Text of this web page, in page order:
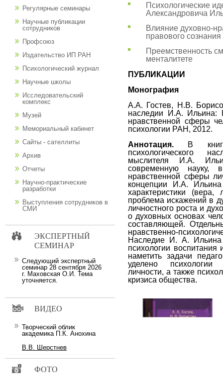
Психологические
Александровича
Влияние духовно-
правового
Преемственность
менталитете
ПУБЛИКАЦИИ
Монография
А.А. Гостев, Н.В.
наследии И.А. Ильина:
нравственной сферы
психологии РАН, 2012.
Аннотация. В книге
психологического
мыслителя И.А.
современную науку,
нравственной сферы
концепции И.А.
характеристики
проблема искажений в
личностного роста и
о духовных основах
составляющей.
нравственно-
Наследие И. А. Ильина
психологии
наметить задачи
уделено психологии
личности, а также
кризиса общества.
Регулярные семинары
Научные публикации
сотрудников
Профсоюз
Издательство ИП РАН
Психологический журнал
Научные школы
Исследовательский
комплекс
Музей
Мемориальный кабинет
Сайты - сателлиты
Архив
Отчеты
Научно-практические
разработки
Выступления сотрудников в
СМИ
ЭКСПЕРТНЫЙ
СЕМИНАР
Следующий экспертный
семинар 28 сентября 2026
г. Маховская О.И. Тема
уточняется.
ВИДЕО
Творческий облик
академика П.К. Анохина
В.В. Шерстнев
ФОТО